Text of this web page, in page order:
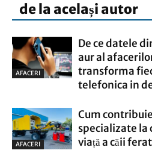
de la același autor
AFACERI
De ce datele
aur al
transforma
telefonica in
AFACERI
Cum
specializate la
viață a căii